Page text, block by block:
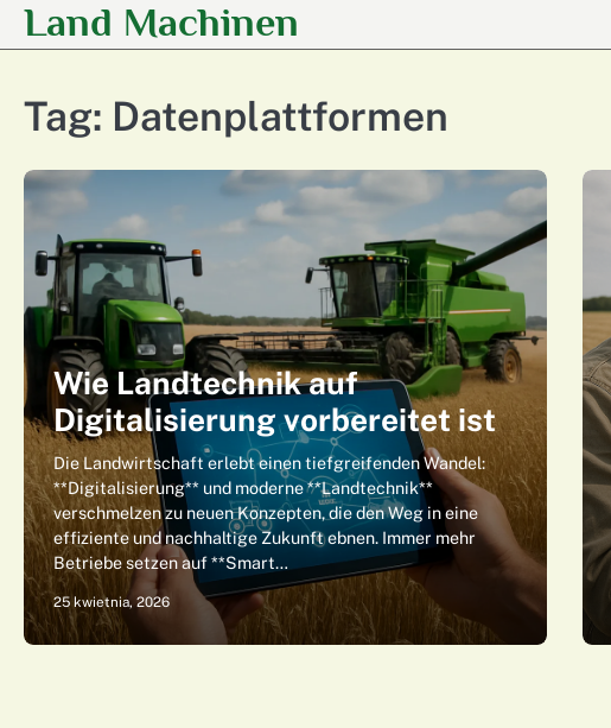
SkipLand Machinen
Tag: Datenplattformen
Wie Landtechnik auf
Digitalisierung vorbereitet ist
Die Landwirtschaft erlebt einen tiefgreifenden Wandel:
**Digitalisierung** und moderne **Landtechnik**
verschmelzen zu neuen Konzepten, die den Weg in eine
effiziente und nachhaltige Zukunft ebnen. Immer mehr
Betriebe setzen auf **Smart…
25 kwietnia, 2026